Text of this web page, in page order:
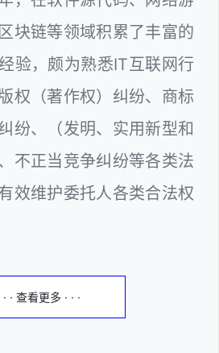
块链等领域积累了丰富的
验，颇为熟悉IT互联网行
权（著作权）纠纷、商标
纷、（发明、实用新型和
不正当竞争纠纷等各类法
效维护委托人各类合法权
· · 查看更多 · · ·